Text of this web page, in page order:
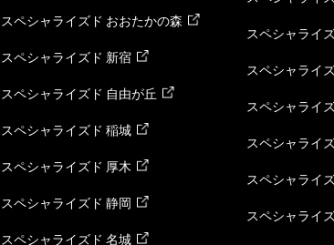
スペシャライズド おおたかの森
スペシャライズド 新宿
スペシャライズド 自由が丘
スペシャライズド 稲城
スペシャライズド 厚木
スペシャライズド 静岡
スペシャライズド 名城
スペシャライ
スペシャライ
スペシャライ
スペシャライ
スペシャライ
スペシャライ